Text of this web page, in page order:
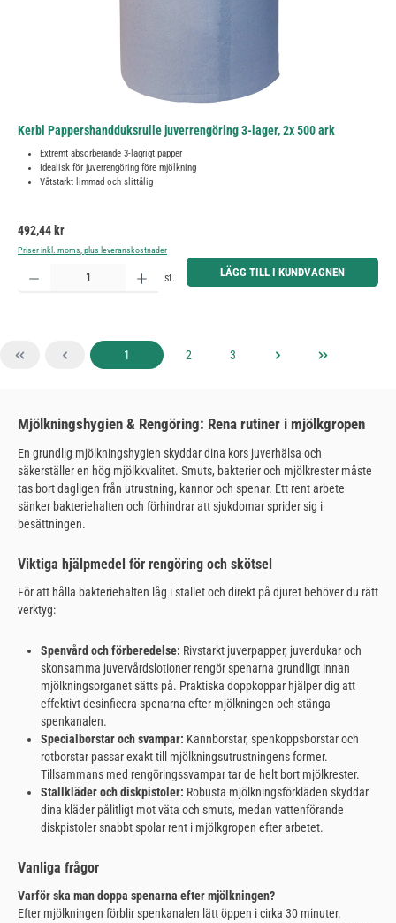
Kerbl Pappershandduksrulle juverrengöring 3-lager, 2x 500 ark
Extremt absorberande 3-lagrigt papper
Idealisk för juverrengöring före mjölkning
Våtstarkt limmad och slittålig
Ordinarie pris:
492,44 kr
Priser inkl. moms, plus leveranskostnader
Produktkvantitet: Ange önskat belopp eller använd knapparna för att öka eller minska kvantiteten.
st. LÄGG TILL I KUNDVAGNEN
Sida
1 Sida
2 Sida
3
Mjölkningshygien & Rengöring: Rena rutiner i mjölkgropen
En grundlig mjölkningshygien skyddar dina kors juverhälsa och
säkerställer en hög mjölkkvalitet. Smuts, bakterier och mjölkrester måste
tas bort dagligen från utrustning, kannor och spenar. Ett rent arbete
sänker bakteriehalten och förhindrar att sjukdomar sprider sig i
besättningen.
Viktiga hjälpmedel för rengöring och skötsel
För att hålla bakteriehalten låg i stallet och direkt på djuret behöver du rätt
verktyg:
Spenvård och förberedelse: Rivstarkt juverpapper, juverdukar och
skonsamma juvervårdslotioner rengör spenarna grundligt innan
mjölkningsorganet sätts på. Praktiska doppkoppar hjälper dig att
effektivt desinficera spenarna efter mjölkningen och stänga
spenkanalen.
Specialborstar och svampar: Kannborstar, spenkoppsborstar och
rotborstar passar exakt till mjölkningsutrustningens former.
Tillsammans med rengöringssvampar tar de helt bort mjölkrester.
Stallkläder och diskpistoler: Robusta mjölkningsförkläden skyddar
dina kläder pålitligt mot väta och smuts, medan vattenförande
diskpistoler snabbt spolar rent i mjölkgropen efter arbetet.
Vanliga frågor
Varför ska man doppa spenarna efter mjölkningen?
Efter mjölkningen förblir spenkanalen lätt öppen i cirka 30 minuter.